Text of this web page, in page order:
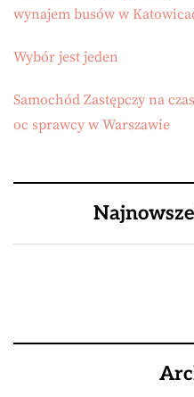
wynajem busów w
Wybór jest jeden
Samochód Zastępczy na
oc sprawcy w Warszawie